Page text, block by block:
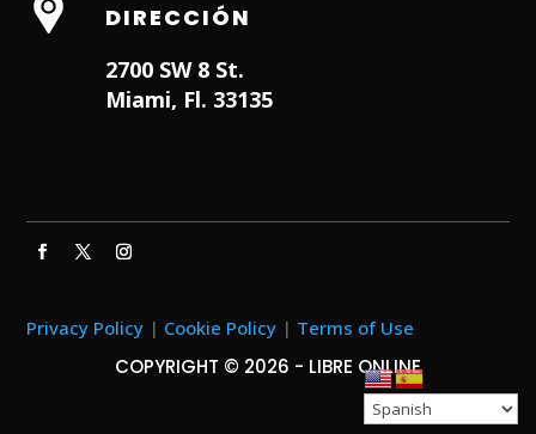
DIRECCIÓN
2700 SW 8 St.
Miami, Fl. 33135
Privacy Policy | Cookie Policy | Terms of Use
COPYRIGHT © 2026 - LIBRE ONLINE